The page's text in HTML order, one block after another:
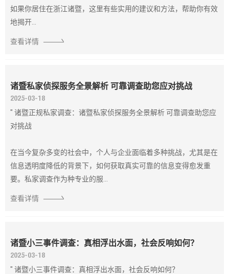
如果你居住在浙江诸暨，这里有些实用的建议和方法，帮助你有效
地揭开...
查看详情
诸暨私家侦探服务全景解析 可靠调查助您应对挑战
2025-03-18
" 诸暨正规私家调查：诸暨私家侦探服务全景解析 可靠调查助您应
对挑战
在当今复杂多变的社会中，个人与企业面临着多种挑战，尤其是在
信息透明度降低的背景下，如何获取真实可靠的信息变得愈发重
要。私家调查作为种专业的服...
查看详情
诸暨小三事件调查：真相浮出水面，社会反响如何？
2025-03-18
" 诸暨小三事件调查：真相浮出水面，社会反响如何？